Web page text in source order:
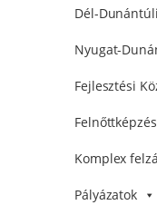
Dél-
Nyugat-
Fejlesztési
Felnőttképzés
Komplex
Pályázatok